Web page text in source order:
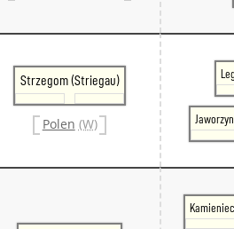
Strzegom (Striegau)
Polen (W)